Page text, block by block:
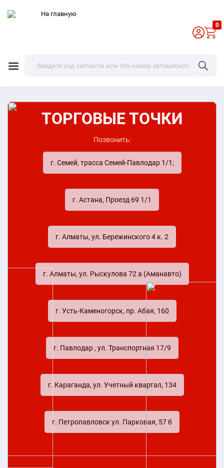
0
ТОРГОВЫЕ ТОЧКИ
Позвонить:
г. Семей, трасса Семей-Павлодар 1/1;
г. Астана, Проезд 69 1/1
г. Алматы, ул. Бережинского 4 к. 2
г. Алматы, ул. Рыскулова 72 а (Аманавто)
г. Усть-Каменогорск, пр. Абая, 160
г. Павлодар , ул. Транспортная 17/9
г. Караганда, ул. Учетный квартал, 134
г. Петропавловск ул. Парковая, 57 б